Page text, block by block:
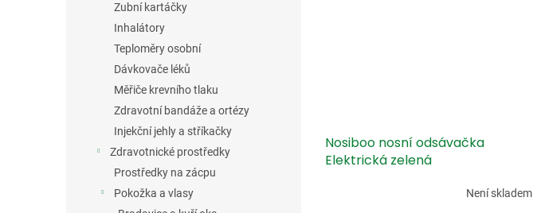
Zubní kartáčky
Inhalátory
Teploměry osobní
Dávkovače léků
Měřiče krevního tlaku
Zdravotní bandáže a ortézy
Injekční jehly a stříkačky
Zdravotnické prostředky
Prostředky na zácpu
Pokožka a vlasy
Nosiboo nosní odsávačka
Elektrická zelená
Není skladem